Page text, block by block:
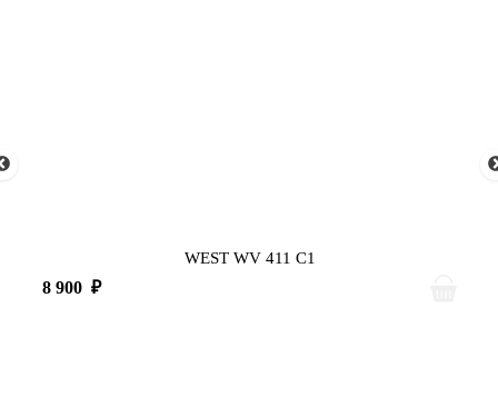
WEST WV 411 C1
8 900 ₽